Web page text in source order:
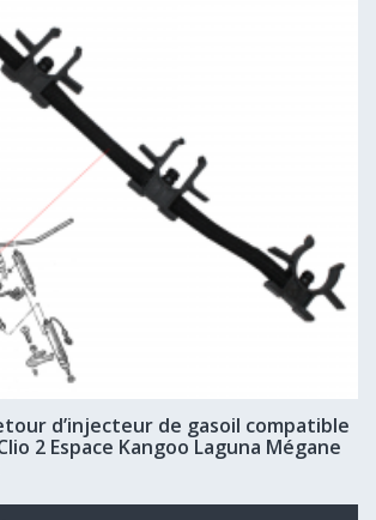
d’injecteur de gasoil compatible
2 Espace Kangoo Laguna Mégane